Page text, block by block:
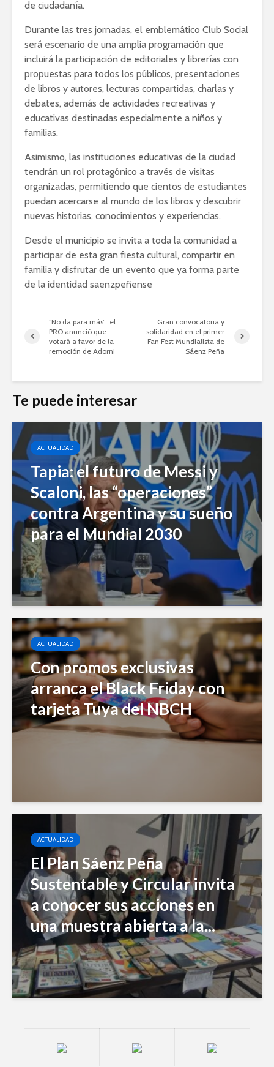
de ciudadanía.
Durante las tres jornadas, el emblemático Club Social
será escenario de una amplia programación que
incluirá la participación de editoriales y librerías con
propuestas para todos los públicos, presentaciones
de libros y autores, lecturas compartidas, charlas y
debates, además de actividades recreativas y
educativas destinadas especialmente a niños y
familias.
Asimismo, las instituciones educativas de la ciudad
tendrán un rol protagónico a través de visitas
organizadas, permitiendo que cientos de estudiantes
puedan acercarse al mundo de los libros y descubrir
nuevas historias, conocimientos y experiencias.
Desde el municipio se invita a toda la comunidad a
participar de esta gran fiesta cultural, compartir en
familia y disfrutar de un evento que ya forma parte
de la identidad saenzpeñense
“No da para más”: el
PRO anunció que
votará a favor de la
remoción de Adorni
Gran convocatoria y
solidaridad en el primer
Fan Fest Mundialista de
Sáenz Peña
Te puede interesar
ACTUALIDAD
Tapia: el futuro de Messi y
Scaloni, las “operaciones”
contra Argentina y su sueño
para el Mundial 2030
ACTUALIDAD
Con promos exclusivas
arranca el Black Friday con
tarjeta Tuya del NBCH
ACTUALIDAD
El Plan Sáenz Peña
Sustentable y Circular invita
a conocer sus acciones en
una muestra abierta a la...